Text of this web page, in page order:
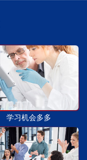
学习机会多多